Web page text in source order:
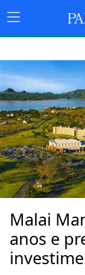
Malai
anos e